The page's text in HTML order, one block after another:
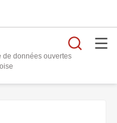
de données ouvertes